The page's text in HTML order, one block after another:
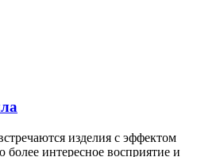
изделия с эффектом
более интересное восприятие и